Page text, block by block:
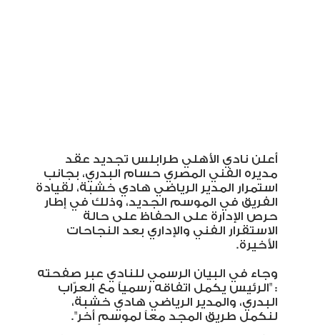
أعلن نادي الأهلي طرابلس تجديد عقد
مديره الفني المصري حسام البدري، بجانب
استمرار المدير الرياضي هادي خشبة، لقيادة
الفريق في الموسم الجديد، وذلك في إطار
حرص الإدارة على الحفاظ على حالة
الاستقرار الفني والإداري بعد النجاحات
الأخيرة.
وجاء في البيان الرسمي للنادي عبر صفحته
: "الرئيس يكمل اتفاقه رسمياً مع العرّاب
البدري، والمدير الرياضي هادي خشبة،
لنكمل طريق المجد معاً لموسمٍ أخر."